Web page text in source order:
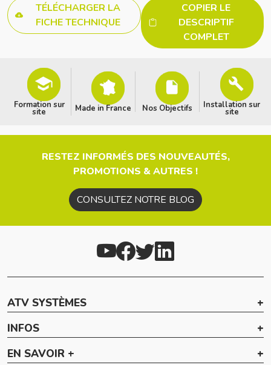
TÉLÉCHARGER LA
FICHE TECHNIQUE
COPIER LE
DESCRIPTIF
COMPLET
Formation sur
site Made in France Nos Objectifs Installation sur
site
RESTEZ INFORMÉS DES NOUVEAUTÉS,
PROMOTIONS & AUTRES !
CONSULTEZ NOTRE BLOG
ATV SYSTÈMES
INFOS
EN SAVOIR +